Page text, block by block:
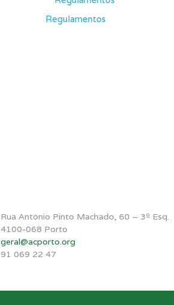
Regulamentos
Rua António Pinto Machado, 60 – 3º Esq.
4100-068 Porto
geral@acporto.org
91 069 22 47